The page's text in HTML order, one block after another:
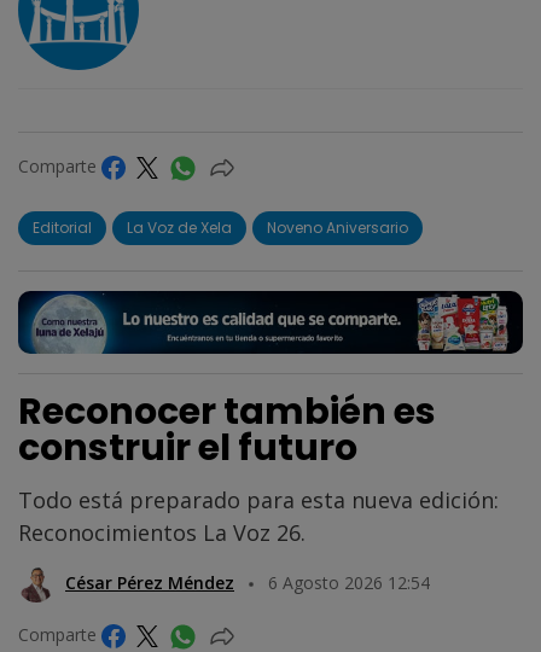
Comparte
Editorial La Voz de Xela Noveno Aniversario
Reconocer también es
construir el futuro
Todo está preparado para esta nueva edición:
Reconocimientos La Voz 26.
César Pérez Méndez 6 Agosto 2026 12:54
Comparte